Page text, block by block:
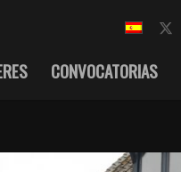
CONVOCATORIAS